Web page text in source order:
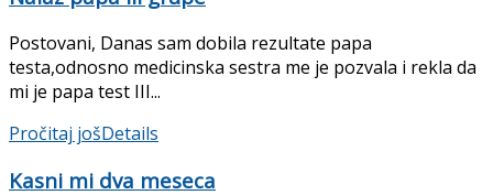
Postovani, Danas sam dobila rezultate papa
testa,odnosno medicinska sestra me je pozvala i rekla da
mi je papa test III...
Pročitaj jošDetails
Kasni mi dva meseca